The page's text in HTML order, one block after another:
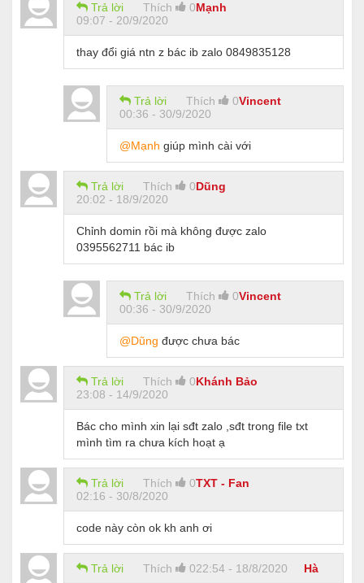
Mạnh
Trả lời Thích
0
09:07 - 20/9/2020
thay đổi giá ntn z bác ib zalo 0849835128
Vincent
Trả lời Thích
0
00:36 - 30/9/2020
@Mạnh giúp mình cài với
Dũng
Trả lời Thích
0
20:02 - 18/9/2020
Chỉnh domin rồi mà không được zalo
0395562711 bác ib
Vincent
Trả lời Thích
0
00:36 - 30/9/2020
@Dũng được chưa bác
Khánh Bảo
Trả lời Thích
0
23:08 - 14/9/2020
Bác cho mình xin lại sđt zalo ,sđt trong file txt
mình tìm ra chưa kích hoạt ạ
TXT - Fan
Trả lời Thích
0
02:16 - 30/8/2020
code này còn ok kh anh ơi
Hà
Trả lời Thích 022:54 - 18/8/2020